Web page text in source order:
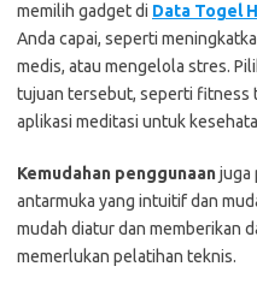
memilih gadget di Data Togel
Anda capai, seperti
medis, atau mengelola stres.
tujuan tersebut, seperti fitness
aplikasi meditasi untuk
Kemudahan penggunaanjuga
antarmuka yang intuitif dan
mudah diatur dan memberikan
memerlukan pelatihan teknis.